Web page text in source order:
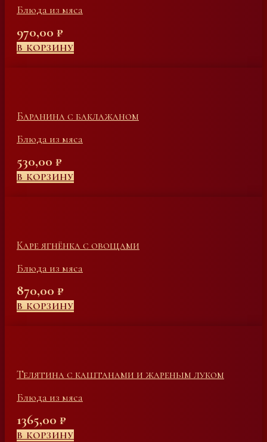
Блюда из мяса
970,00 ₽
В КОРЗИНУ
Баранина с баклажаном
Блюда из мяса
530,00 ₽
В КОРЗИНУ
Каре ягнёнка с овощами
Блюда из мяса
870,00 ₽
В КОРЗИНУ
Телятина с каштанами и жареным луком
Блюда из мяса
1365,00 ₽
В КОРЗИНУ